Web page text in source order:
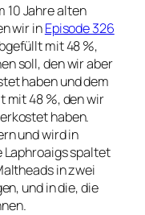
10 Jahre alten
wir inEpisode 326
mit 48 %,
soll, den wir aber
haben und dem
mit 48 %, den wir
haben.
und wird in
spaltet
in zwei
und in die, die